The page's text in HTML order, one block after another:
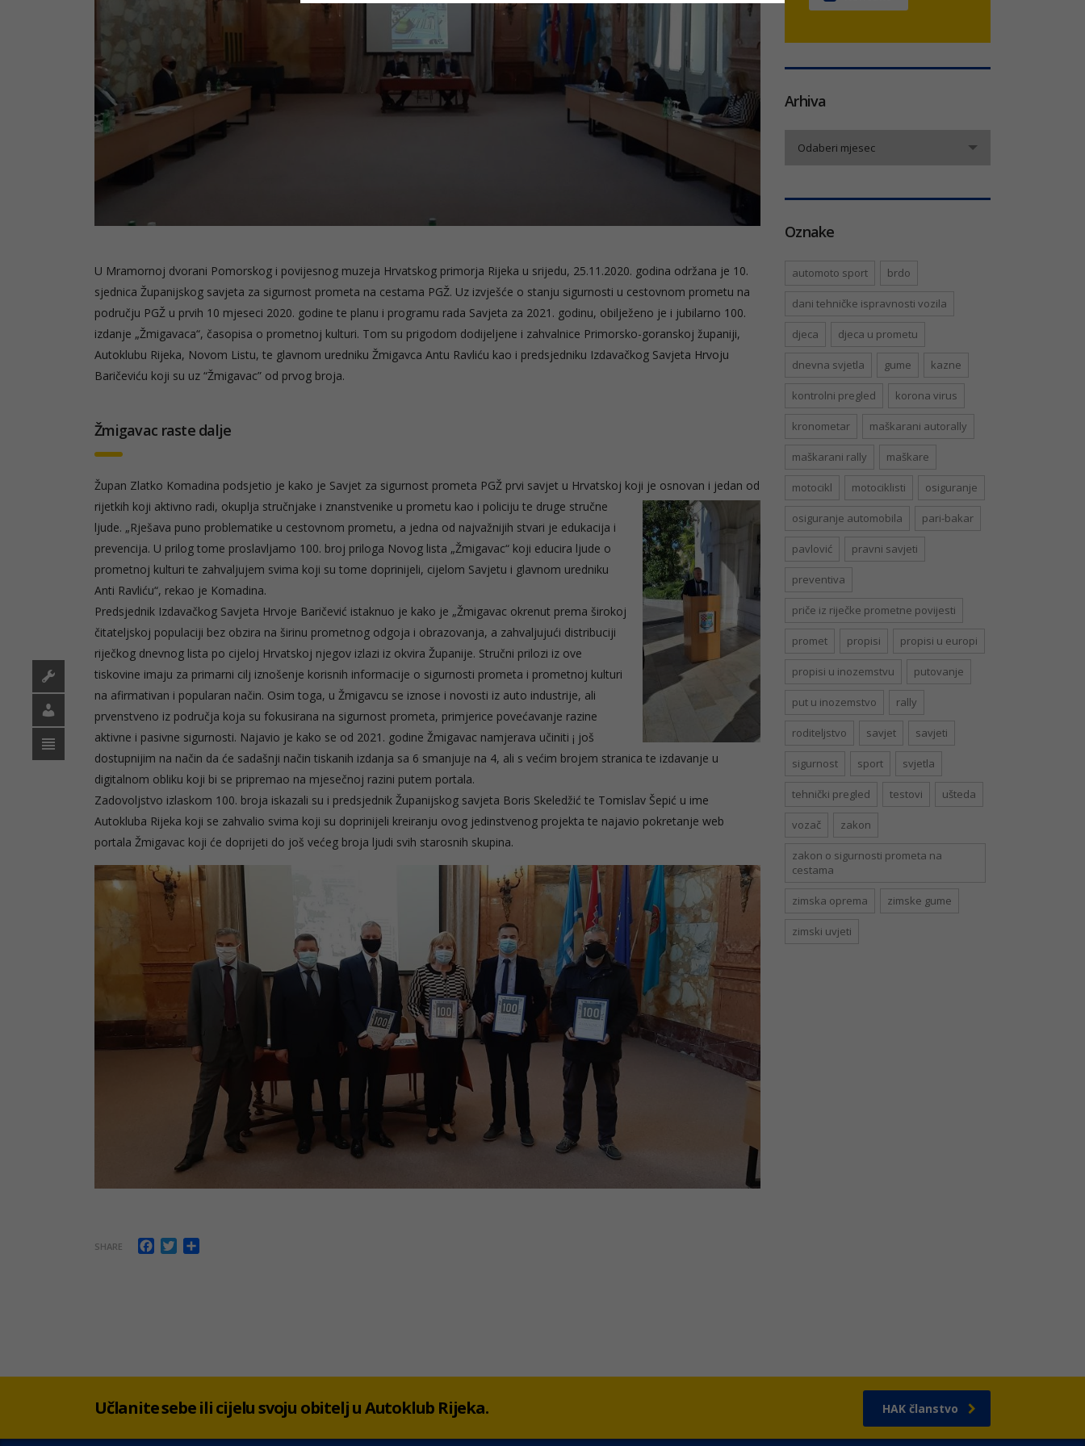
U Mramornoj dvorani Pomorskog i povijesnog muzeja Hrvatskog primorja Rijeka u srijedu, 25.11.2020. godina održana je 10.
sjednica Županijskog savjeta za sigurnost prometa na cestama PGŽ. Uz izvješće o stanju sigurnosti u cestovnom prometu na
području PGŽ u prvih 10 mjeseci 2020. godine te planu i programu rada Savjeta za 2021. godinu, obilježeno je i jubilarno 100.
izdanje „Žmigavaca“, časopisa o prometnoj kulturi. Tom su prigodom dodijeljene i zahvalnice Primorsko-goranskoj županiji,
Autoklubu Rijeka, Novom Listu, te glavnom uredniku Žmigavca Antu Ravliću kao i predsjedniku Izdavačkog Savjeta Hrvoju
Baričeviću koji su uz “Žmigavac” od prvog broja.
Žmigavac raste dalje
Župan Zlatko Komadina podsjetio je kako je Savjet za sigurnost prometa PGŽ prvi savjet u Hrvatskoj koji je osnovan i jedan od
rijetkih koji aktivno radi, okuplja stručnjake i znanstvenike u prometu kao i policiju te druge stručne
ljude. „Rješava puno problematike u cestovnom prometu, a jedna od najvažnijih stvari je edukacija i
prevencija. U prilog tome proslavljamo 100. broj priloga Novog lista „Žmigavac“ koji educira ljude o
prometnoj kulturi te zahvaljujem svima koji su tome doprinijeli, cijelom Savjetu i glavnom uredniku
Anti Ravliću“, rekao je Komadina.
Predsjednik Izdavačkog Savjeta Hrvoje Baričević istaknuo je kako je „Žmigavac okrenut prema širokoj
čitateljskoj populaciji bez obzira na širinu prometnog odgoja i obrazovanja, a zahvaljujući distribuciji
riječkog dnevnog lista po cijeloj Hrvatskoj njegov izlazi iz okvira Županije. Stručni prilozi iz ove
tiskovine imaju za primarni cilj iznošenje korisnih informacije o sigurnosti prometa i prometnoj kulturi
na afirmativan i popularan način. Osim toga, u Žmigavcu se iznose i novosti iz auto industrije, ali
prvenstveno iz područja koja su fokusirana na sigurnost prometa, primjerice povećavanje razine
aktivne i pasivne sigurnosti. Najavio je kako se od 2021. godine Žmigavac namjerava učiniti ¡ još
dostupnijim na način da će sadašnji način tiskanih izdanja sa 6 smanjuje na 4, ali s većim brojem stranica te izdavanje u
digitalnom obliku koji bi se pripremao na mjesečnoj razini putem portala.
Zadovoljstvo izlaskom 100. broja iskazali su i predsjednik Županijskog savjeta Boris Skeledžić te Tomislav Šepić u ime
Autokluba Rijeka koji se zahvalio svima koji su doprinijeli kreiranju ovog jedinstvenog projekta te najavio pokretanje web
portala Žmigavac koji će doprijeti do još većeg broja ljudi svih starosnih skupina.
SHARE Facebook
Twitter
Arhiva
Odaberi mjesec
Oznake
automoto sport brdo
dani tehničke ispravnosti vozila
djeca djeca u prometu
dnevna svjetla gume kazne
kontrolni pregled korona virus
kronometar maškarani autorally
maškarani rally maškare
motocikl motociklisti osiguranje
osiguranje automobila pari-bakar
pavlović pravni savjeti
preventiva
priče iz riječke prometne povijesti
promet propisi propisi u europi
propisi u inozemstvu putovanje
put u inozemstvo rally
roditeljstvo savjet savjeti
sigurnost sport svjetla
tehnički pregled testovi ušteda
vozač zakon
zakon o sigurnosti prometa na
cestama
zimska oprema zimske gume
zimski uvjeti
Učlanite sebe ili cijelu svoju obitelj u Autoklub Rijeka. HAK članstvo